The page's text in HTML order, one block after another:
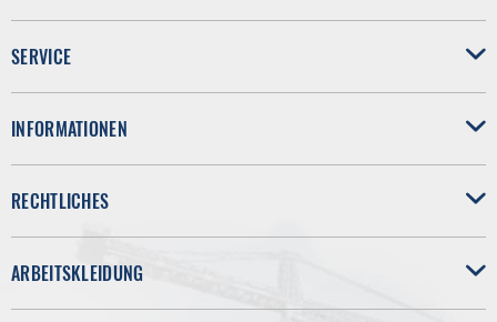
SERVICE
INFORMATIONEN
RECHTLICHES
ARBEITSKLEIDUNG